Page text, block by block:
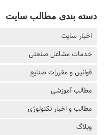
دسته بندی مطالب سایت
اخبار سایت
خدمات مشاغل صنعتی
قوانین و مقررات صنایع
مطالب آموزشی
مطالب و اخبار تکنولوژی
وبلاگ